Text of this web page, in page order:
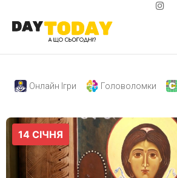
Онлайн Ігри Головоломки